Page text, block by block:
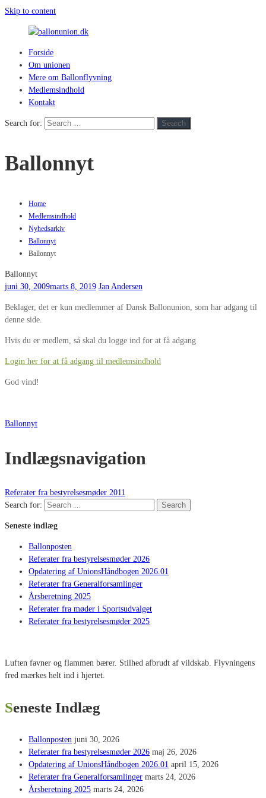
Skip to content
ballonunion.dk
hvad
blæser
Forside
Om unionen
Mere om Ballonflyvning
Medlemsindhold
Kontakt
Search for: Search
Ballonnyt
Home
Medlemsindhold
Nyhedsarkiv
Ballonnyt
Ballonnyt
Ballonnyt
juni 30, 2009marts 8, 2019 Jan Andersen
Beklager, det er kun medlemmer af Dansk Ballonunion, som har adgang til
denne side.
Hvis du er medlem, så skal du logge ind for at få adgang
Login her for at få adgang til medlemsindhold
God vind!
Ballonnyt
Indlægsnavigation
Referater fra bestyrelsesmøder 2011
Search for:
Search
Seneste indlæg
Ballonposten
Referater fra bestyrelsesmøder 2026
Opdatering af UnionsHåndbogen 2026.01
Referater fra Generalforsamlinger
Årsberetning 2025
Referater fra møder i Sportsudvalget
Referater fra bestyrelsesmøder 2025
Luften favner og flammen bærer. Stilhed afbrudt af vildskab. Flyvningens
fred mærkes helt ind i hjertet.
Seneste Indlæg
Ballonposten juni 30, 2026
Referater fra bestyrelsesmøder 2026 maj 26, 2026
Opdatering af UnionsHåndbogen 2026.01 april 15, 2026
Referater fra Generalforsamlinger marts 24, 2026
Årsberetning 2025 marts 24, 2026